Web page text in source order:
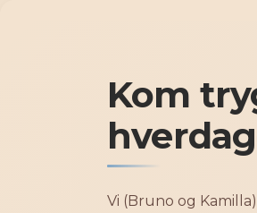
Kom
Vi (Bruno og